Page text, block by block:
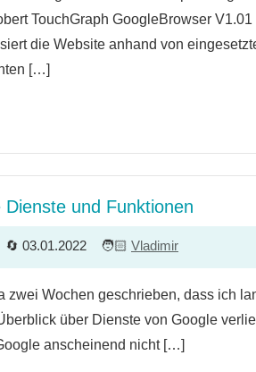
TouchGraph GoogleBrowser V1.01
die Website anhand von
[…]
Dienste und Funktionen
03.01.2022 Vladimir
zwei Wochen geschrieben, dass ich
über Dienste von Google
anscheinend nicht […]